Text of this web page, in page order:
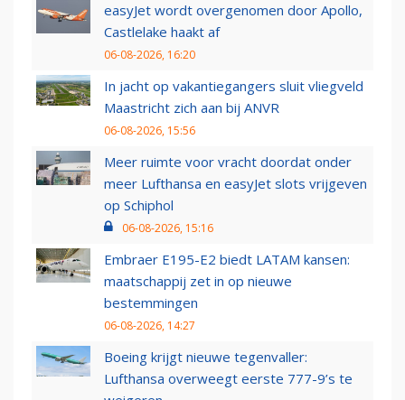
easyJet wordt overgenomen door Apollo,
Castlelake haakt af
06-08-2026, 16:20
In jacht op vakantiegangers sluit vliegveld
Maastricht zich aan bij ANVR
06-08-2026, 15:56
Meer ruimte voor vracht doordat onder
meer Lufthansa en easyJet slots vrijgeven
op Schiphol
06-08-2026, 15:16
Embraer E195-E2 biedt LATAM kansen:
maatschappij zet in op nieuwe
bestemmingen
06-08-2026, 14:27
Boeing krijgt nieuwe tegenvaller:
Lufthansa overweegt eerste 777-9’s te